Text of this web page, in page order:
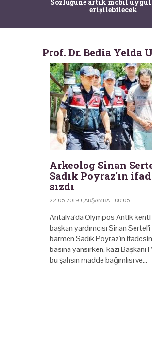
Sözlüğüne artık mobil
erişilebilecek
Prof. Dr. Bedia Yelda
Arkeolog Sinan
Sadık Poyraz'ın
sızdı
22.05.2019 ÇARŞAMBA - 00:05
Antalya'da Olympos Antik kenti
başkan yardımcısı Sinan
barmen Sadık Poyraz'ın
basına yansırken, kazı Başkanı
bu şahsın madde bağımlısı ve…